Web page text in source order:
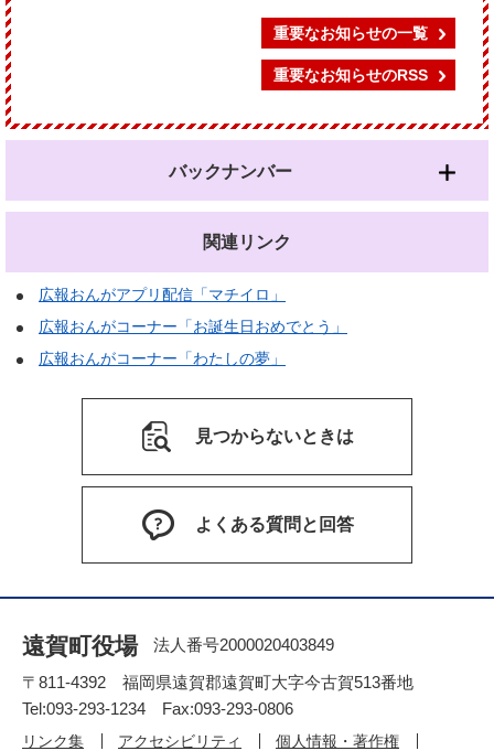
重要なお知らせの一覧
重要なお知らせのRSS
バックナンバー
関連リンク
広報おんがアプリ配信「マチイロ」
広報おんがコーナー「お誕生日おめでとう」
広報おんがコーナー「わたしの夢」
見つからないときは
よくある質問と回答
遠賀町役場
法人番号2000020403849
〒811-4392 福岡県遠賀郡遠賀町大字今古賀513番地
Tel:093-293-1234 Fax:093-293-0806
リンク集 アクセシビリティ 個人情報・著作権